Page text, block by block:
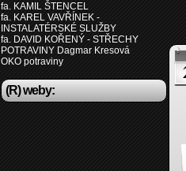
fa. KAMIL ŠTENCEL
fa. KAREL VAVŘÍNEK -
INSTALATÉRSKÉ SLUŽBY
fa. DAVID KOŘENÝ - STŘECHY
POTRAVINY Dagmar Kresová
OKO potraviny
(R) weby: